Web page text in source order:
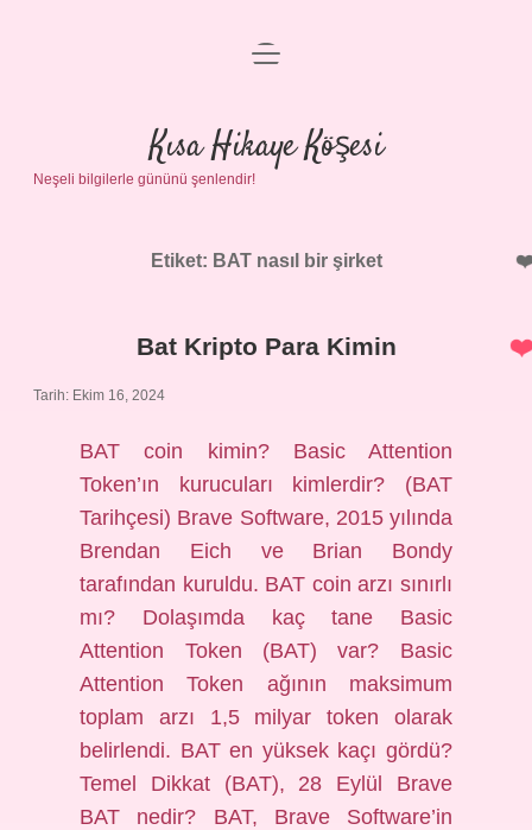
Anasayfa
Gizlilik Politikası
Yasal Uyarı
menüyü
Kısa Hikaye Köşesi
Neşeli bilgilerle gününü şenlendir!
Etiket: BAT nasıl bir şirket
Bat Kripto Para Kimin
Tarih: Ekim 16, 2024
BAT coin kimin? Basic Attention
Token’ın kurucuları kimlerdir? (BAT
Tarihçesi) Brave Software, 2015 yılında
Brendan Eich ve Brian Bondy
tarafından kuruldu. BAT coin arzı sınırlı
mı? Dolaşımda kaç tane Basic
Attention Token (BAT) var? Basic
Attention Token ağının maksimum
toplam arzı 1,5 milyar token olarak
belirlendi. BAT en yüksek kaçı gördü?
Temel Dikkat (BAT), 28 Eylül Brave
BAT nedir? BAT, Brave Software’in